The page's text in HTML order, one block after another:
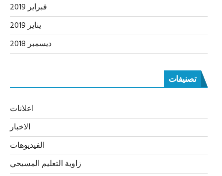
فبراير 2019
يناير 2019
ديسمبر 2018
تصنيفات
اعلانات
الاخبار
الفيديوهات
زاوية التعليم المسيحي